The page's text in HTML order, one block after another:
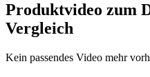
Produktvideo zum
Vergleich
Kein passendes Video mehr